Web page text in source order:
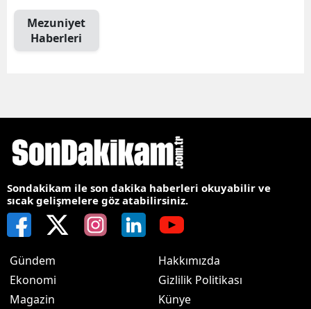
Mezuniyet
Haberleri
Sondakikam ile son dakika haberleri okuyabilir ve
sıcak gelişmelere göz atabilirsiniz.
Gündem
Ekonomi
Magazin
Hakkımızda
Gizlilik Politikası
Künye